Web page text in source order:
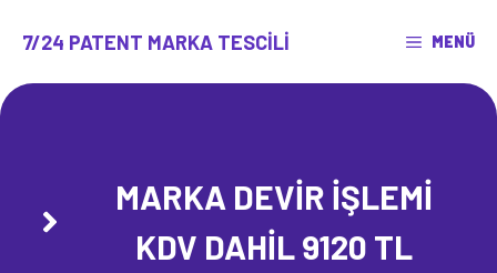
atla7/24 PATENT MARKA TESCILI MENÜ
MARKA DEVİR İŞLEMİ
KDV DAHİL 9120 TL